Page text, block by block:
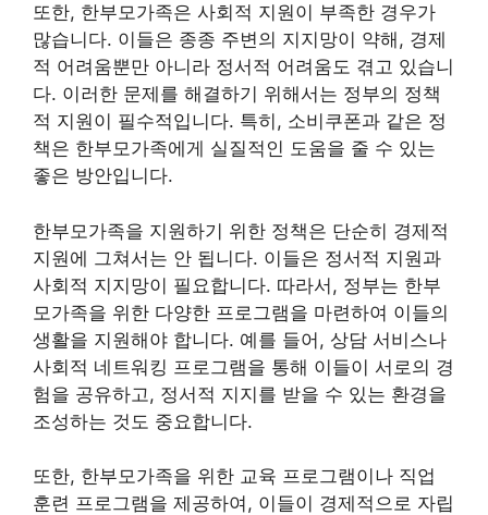
또한, 한부모가족은 사회적 지원이 부족한 경우가
많습니다. 이들은 종종 주변의 지지망이 약해, 경제
적 어려움뿐만 아니라 정서적 어려움도 겪고 있습니
다. 이러한 문제를 해결하기 위해서는 정부의 정책
적 지원이 필수적입니다. 특히, 소비쿠폰과 같은 정
책은 한부모가족에게 실질적인 도움을 줄 수 있는
좋은 방안입니다.
한부모가족을 지원하기 위한 정책은 단순히 경제적
지원에 그쳐서는 안 됩니다. 이들은 정서적 지원과
사회적 지지망이 필요합니다. 따라서, 정부는 한부
모가족을 위한 다양한 프로그램을 마련하여 이들의
생활을 지원해야 합니다. 예를 들어, 상담 서비스나
사회적 네트워킹 프로그램을 통해 이들이 서로의 경
험을 공유하고, 정서적 지지를 받을 수 있는 환경을
조성하는 것도 중요합니다.
또한, 한부모가족을 위한 교육 프로그램이나 직업
훈련 프로그램을 제공하여, 이들이 경제적으로 자립